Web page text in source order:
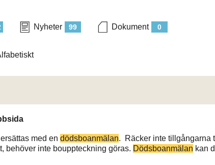
99
Nyheter 0
Dokument
med en dödsboanmälan. Räcker inte tillgångarna
behöver inte bouppteckning göras. Dödsboanmälan kan